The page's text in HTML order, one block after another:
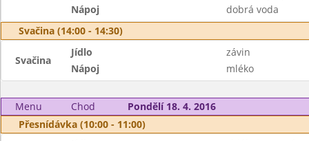
Nápoj
dobrá voda
Svačina (14:00 - 14:30)
Svačina
Jídlo
závin
Nápoj
mléko
Menu Chod
Pondělí 18. 4. 2016
Přesnídávka (10:00 - 11:00)